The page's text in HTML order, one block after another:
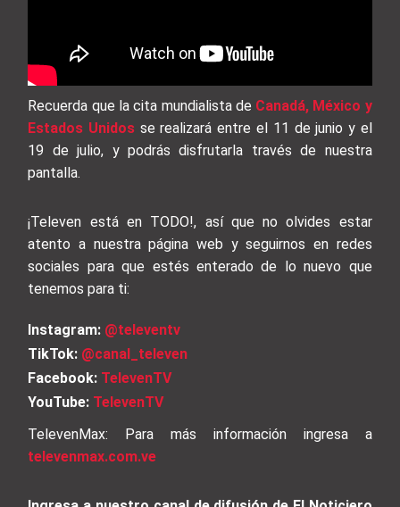
Recuerda que la cita mundialista de Canadá, México y
Estados Unidosse realizará entre el 11 de junio y el
19 de julio, y podrás disfrutarla través de nuestra
pantalla.
¡Televen está en TODO!, así que no olvides estar
atento a nuestra página web y seguirnos en redes
sociales para que estés enterado de lo nuevo que
tenemos para ti:
Instagram: @televentv
TikTok: @canal_televen
Facebook: TelevenTV
YouTube: TelevenTV
TelevenMax: Para más información ingresa a
televenmax.com.ve